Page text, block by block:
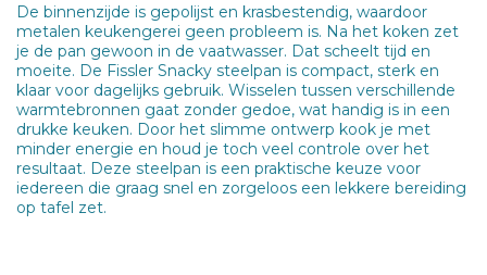
De binnenzijde is gepolijst en krasbestendig, waardoor
metalen keukengerei geen probleem is. Na het koken zet
je de pan gewoon in de vaatwasser. Dat scheelt tijd en
moeite. De Fissler Snacky steelpan is compact, sterk en
klaar voor dagelijks gebruik. Wisselen tussen verschillende
warmtebronnen gaat zonder gedoe, wat handig is in een
drukke keuken. Door het slimme ontwerp kook je met
minder energie en houd je toch veel controle over het
resultaat. Deze steelpan is een praktische keuze voor
iedereen die graag snel en zorgeloos een lekkere bereiding
op tafel zet.